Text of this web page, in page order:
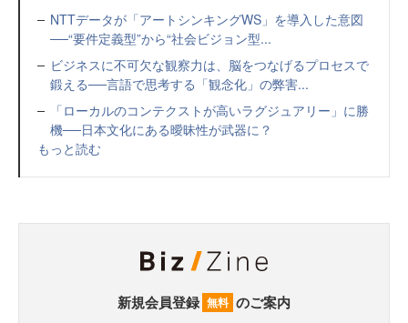
NTTデータが「アートシンキングWS」を導入した意図
──“要件定義型”から“社会ビジョン型...
ビジネスに不可欠な観察力は、脳をつなげるプロセスで
鍛える──言語で思考する「観念化」の弊害...
「ローカルのコンテクストが高いラグジュアリー」に勝
機──日本文化にある曖昧性が武器に？
もっと読む
新規会員登録 無料 のご案内